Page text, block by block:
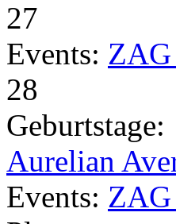
27
Events:
28
Geburtstage:
Aurelian
Events: